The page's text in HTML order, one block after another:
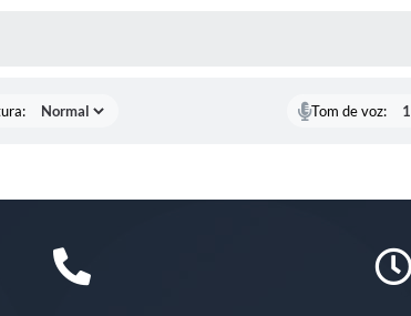
Tom de voz: